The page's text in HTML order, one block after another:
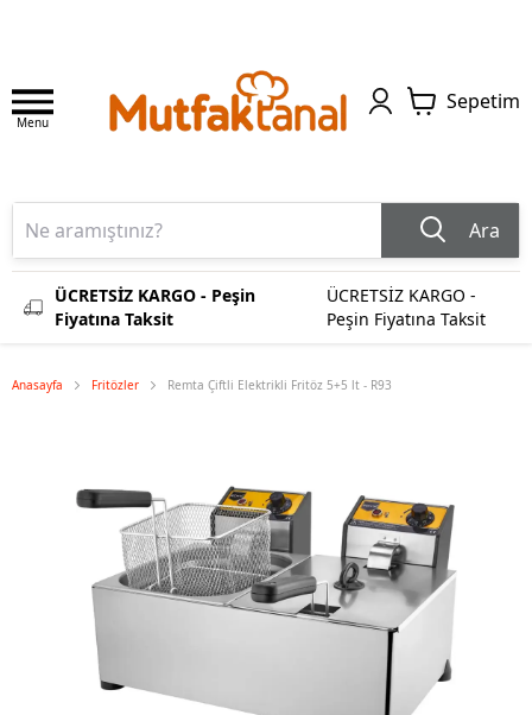
Menu
Sepetim
Ara
ÜCRETSİZ KARGO - Peşin
Fiyatına Taksit
ÜCRETSİZ KARGO -
Peşin Fiyatına Taksit
Anasayfa Fritözler Remta Çiftli Elektrikli Fritöz 5+5 lt - R93